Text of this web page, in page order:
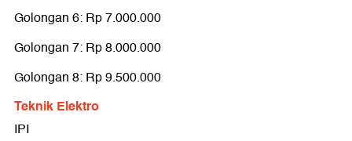
Golongan 6: Rp 7.000.000
Golongan 7: Rp 8.000.000
Golongan 8: Rp 9.500.000
Teknik Elektro
IPI